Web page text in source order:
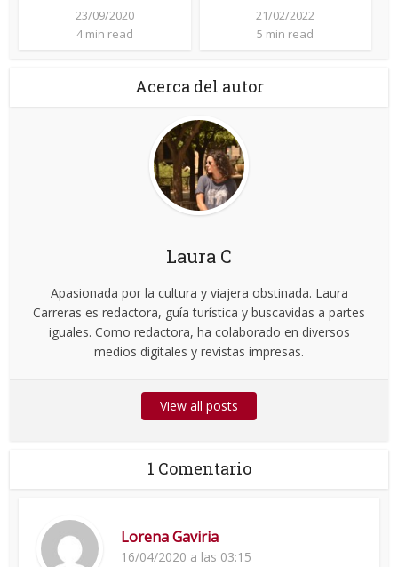
23/09/2020
4 min read
21/02/2022
5 min read
Acerca del autor
Laura C
Apasionada por la cultura y viajera obstinada. Laura
Carreras es redactora, guía turística y buscavidas a partes
iguales. Como redactora, ha colaborado en diversos
medios digitales y revistas impresas.
View all posts
1 Comentario
Lorena Gaviria
16/04/2020 a las 03:15